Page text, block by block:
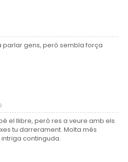
parlar gens, però sembla força
el llibre, però res a veure amb els
tu darrerament. Molta més
continguda.